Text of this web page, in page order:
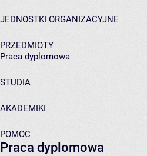
JEDNOSTKI ORGANIZACYJNE
PRZEDMIOTY
Praca dyplomowa
STUDIA
AKADEMIKI
POMOC
Praca dyplomowa